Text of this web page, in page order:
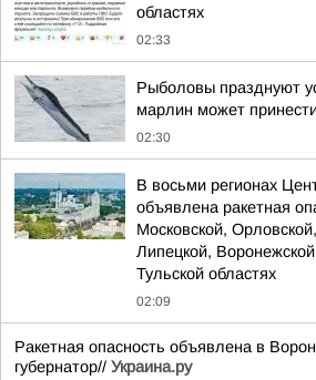
областях
02:33
Рыболовы празднуют
марлин может
02:30
В восьми регионах
объявлена ракетная
Московской,
Липецкой,
Тульской областях
02:09
Ракетная опасность объявлена в
губернатор// Украина.ру